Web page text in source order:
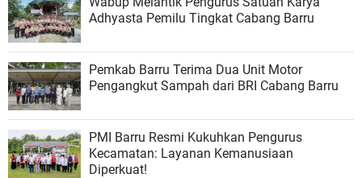
Adhyasta Pemilu Tingkat Cabang Barru
Pemkab Barru Terima Dua Unit Motor
Pengangkut Sampah dari BRI Cabang Barru
PMI Barru Resmi Kukuhkan Pengurus
Kecamatan: Layanan Kemanusiaan
Diperkuat!